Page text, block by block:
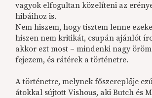
vagyok elfogultan közelíteni az
hibáihoz is.
Nem hiszem, hogy tisztem lenne
hiszen nem kritikát, csupán ajánlót
akkor ezt most – mindenki nagy
fejezem, és rátérek a történetre.
A történetre, melynek főszereplője
átokkal sújtott Vishous, aki Butch és